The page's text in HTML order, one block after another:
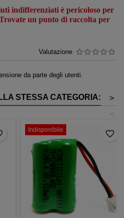
indifferenziati è pericoloso per
un punto di raccolta per
Valutazione
da parte degli utenti.
STESSA CATEGORIA:
>
<
Indisponibile favorite_border